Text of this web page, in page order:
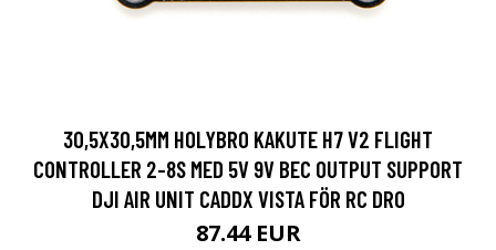
30,5X30,5MM HOLYBRO KAKUTE H7 V2 FLIGHT
CONTROLLER 2-8S MED 5V 9V BEC OUTPUT SUPPORT
DJI AIR UNIT CADDX VISTA FÖR RC DRO
87.44 EUR